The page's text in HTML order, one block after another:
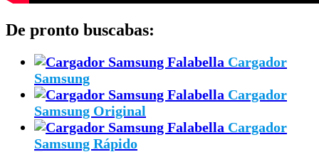
De pronto buscabas:
Cargador
Samsung
Cargador
Samsung Original
Cargador
Samsung Rápido